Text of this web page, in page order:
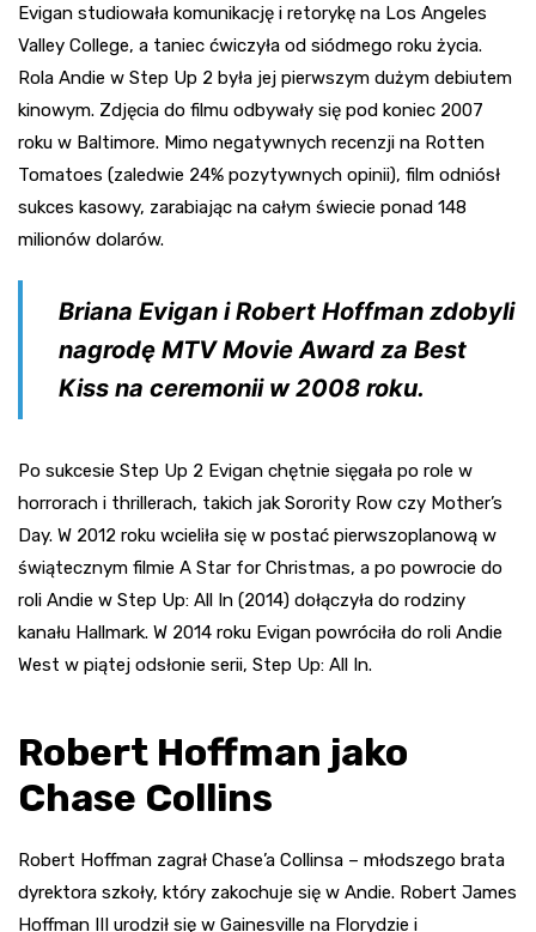
Evigan studiowała komunikację i retorykę na Los Angeles
Valley College, a taniec ćwiczyła od siódmego roku życia.
Rola Andie w Step Up 2 była jej pierwszym dużym debiutem
kinowym. Zdjęcia do filmu odbywały się pod koniec 2007
roku w Baltimore. Mimo negatywnych recenzji na Rotten
Tomatoes (zaledwie 24% pozytywnych opinii), film odniósł
sukces kasowy, zarabiając na całym świecie ponad 148
milionów dolarów.
Briana Evigan i Robert Hoffman zdobyli
nagrodę MTV Movie Award za Best
Kiss na ceremonii w 2008 roku.
Po sukcesie Step Up 2 Evigan chętnie sięgała po role w
horrorach i thrillerach, takich jak Sorority Row czy Mother’s
Day. W 2012 roku wcieliła się w postać pierwszoplanową w
świątecznym filmie A Star for Christmas, a po powrocie do
roli Andie w Step Up: All In (2014) dołączyła do rodziny
kanału Hallmark. W 2014 roku Evigan powróciła do roli Andie
West w piątej odsłonie serii, Step Up: All In.
Robert Hoffman jako
Chase Collins
Robert Hoffman zagrał Chase’a Collinsa – młodszego brata
dyrektora szkoły, który zakochuje się w Andie. Robert James
Hoffman III urodził się w Gainesville na Florydzie i